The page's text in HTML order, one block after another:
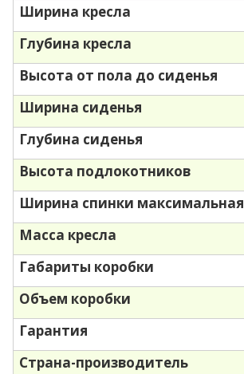
Ширина кресла
Глубина кресла
Высота от пола до сиденья
Ширина сиденья
Глубина сиденья
Высота подлокотников
Ширина спинки максимальная
Масса кресла
Габариты коробки
Объем коробки
Гарантия
Страна-производитель